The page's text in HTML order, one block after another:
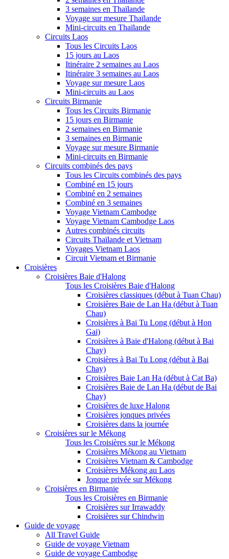
3 semaines en Thaïlande
Voyage sur mesure Thaïlande
Mini-circuits en Thaïlande
Circuits Laos
Tous les Circuits Laos
15 jours au Laos
Itinéraire 2 semaines au Laos
Itinéraire 3 semaines au Laos
Voyage sur mesure Laos
Mini-circuits au Laos
Circuits Birmanie
Tous les Circuits Birmanie
15 jours en Birmanie
2 semaines en Birmanie
3 semaines en Birmanie
Voyage sur mesure Birmanie
Mini-circuits en Birmanie
Circuits combinés des pays
Tous les Circuits combinés des pays
Combiné en 15 jours
Combiné en 2 semaines
Combiné en 3 semaines
Voyage Vietnam Cambodge
Voyage Vietnam Cambodge Laos
Autres combinés circuits
Circuits Thaïlande et Vietnam
Voyages Vietnam Laos
Circuit Vietnam et Birmanie
Croisières
Croisières Baie d'Halong
Tous les Croisières Baie d'Halong
Croisières classiques (début à Tuan Chau)
Croisières Baie de Lan Ha (début à Tuan
Chau)
Croisières à Bai Tu Long (début à Hon
Gai)
Croisières à Baie d'Halong (début à Bai
Chay)
Croisières à Bai Tu Long (début à Bai
Chay)
Croisières Baie Lan Ha (début à Cat Ba)
Croisières Baie de Lan Ha (début de Bai
Chay)
Croisières de luxe Halong
Croisières jonques privées
Croisières dans la journée
Croisières sur le Mékong
Tous les Croisières sur le Mékong
Croisières Mékong au Vietnam
Croisières Vietnam & Cambodge
Croisières Mékong au Laos
Jonque privée sur Mékong
Croisières en Birmanie
Tous les Croisières en Birmanie
Croisières sur Irrawaddy
Croisières sur Chindwin
Guide de voyage
All Travel Guide
Guide de voyage Vietnam
Guide de voyage Cambodge